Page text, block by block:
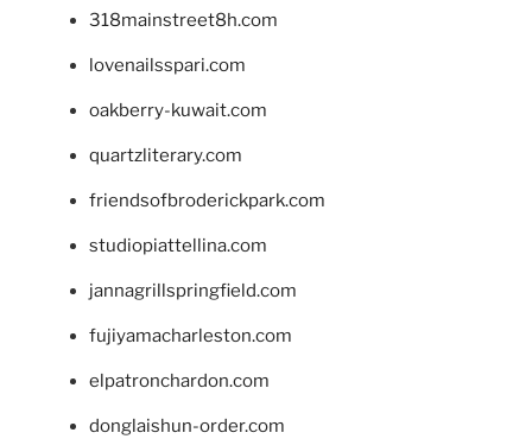
318mainstreet8h.com
lovenailsspari.com
oakberry-kuwait.com
quartzliterary.com
friendsofbroderickpark.com
studiopiattellina.com
jannagrillspringfield.com
fujiyamacharleston.com
elpatronchardon.com
donglaishun-order.com